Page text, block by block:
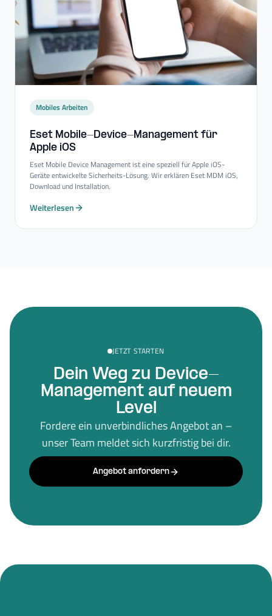
Mobiles Arbeiten
Eset Mobile-​Device-​Management für
Apple iOS
Eset Mobile Device Management ist eine speziell für Apple iOS-
Geräte entwickelte Sicherheits-Lösung. Wir erklären Eset MDM iOS,
Download und Installation.
Weiterlesen
JETZT STARTEN
Dein Weg zu Device-
Management auf neuem
Level
Fordere ein unverbindliches Angebot an –
unser Team meldet sich kurzfristig bei dir.
Angebot anfordern